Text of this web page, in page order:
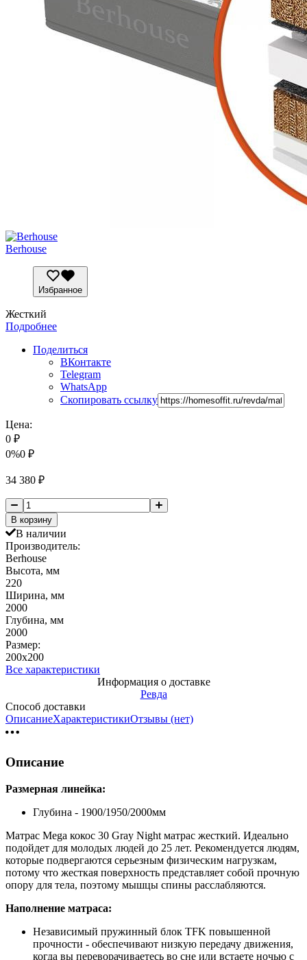
Berhousе
Избранное
Жесткий
Подробнее
Поделиться
ВКонтакте
Telegram
WhatsApp
Скопировать ссылку
Цена:
0 ₽
0%0 ₽
34 380 ₽
В корзину
В наличии
Производитель:
Berhousе
Высота, мм
220
Ширина, мм
2000
Глубина, мм
2000
Размер:
200х200
Все характеристики
Информация о доставке
Ревда
Способ доставки
ОписаниеХарактеристикиОтзывы (нет)
Описание
Размерная линейка:
Глубина - 1900/1950/2000мм
Матрас Mega кокос 30 Gray Night матрас жесткий. Идеально
подойдет для молодых людей до 25 лет. Рекомендуется людям,
которые подвергаются серьезным физическим нагрузкам,
потому что жесткая поверхность представляет собой прочную
опору для тела, поэтому мышцы спины расслабляются.
Наполнение матраса:
Независимый пружинный блок TFK повышенной
прочности - обеспечивают низкую передачу движения,
когда вы переворачиваетесь во сне или встаете ночью с